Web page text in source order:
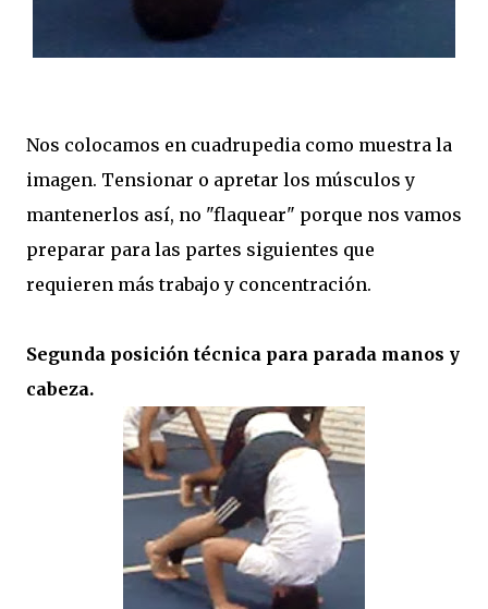
Nos colocamos en cuadrupedia como muestra la
imagen. Tensionar o apretar los músculos y
mantenerlos así, no "flaquear" porque nos vamos
preparar para las partes siguientes que
requieren más trabajo y concentración.
Segunda posición técnica para parada manos y
cabeza.